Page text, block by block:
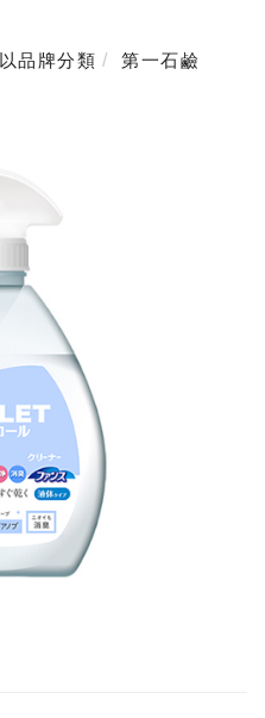
以品牌分類 第一石鹼